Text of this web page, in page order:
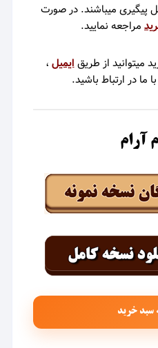
پیگیری میباشند. در صورت
مراجعه نمایید.
میتوانید از طریقایمیل ،
با ما در ارتباط باشید.
سبد خرید